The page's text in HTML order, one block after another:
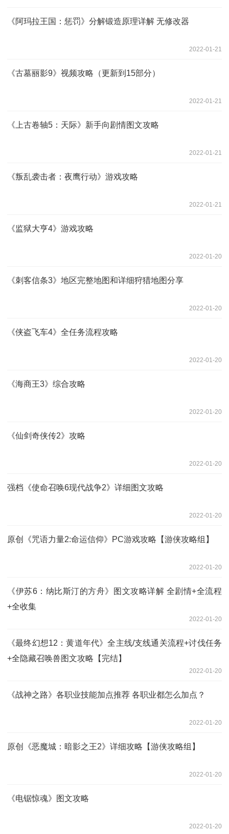
《阿玛拉王国：惩罚》分解锻造原理详解 无修改器
2022-01-21
《古墓丽影9》视频攻略（更新到15部分）
2022-01-21
《上古卷轴5：天际》新手向剧情图文攻略
2022-01-21
《叛乱袭击者：夜鹰行动》游戏攻略
2022-01-21
《监狱大亨4》游戏攻略
2022-01-20
《刺客信条3》地区完整地图和详细狩猎地图分享
2022-01-20
《侠盗飞车4》全任务流程攻略
2022-01-20
《海商王3》综合攻略
2022-01-20
《仙剑奇侠传2》攻略
2022-01-20
强档《使命召唤6现代战争2》详细图文攻略
2022-01-20
原创《咒语力量2:命运信仰》PC游戏攻略【游侠攻略组】
2022-01-20
《伊苏6：纳比斯汀的方舟》图文攻略详解 全剧情+全流程
+全收集
2022-01-20
《最终幻想12：黄道年代》全主线/支线通关流程+讨伐任务
+全隐藏召唤兽图文攻略【完结】
2022-01-20
《战神之路》各职业技能加点推荐 各职业都怎么加点？
2022-01-20
原创《恶魔城：暗影之王2》详细攻略【游侠攻略组】
2022-01-20
《电锯惊魂》图文攻略
2022-01-20